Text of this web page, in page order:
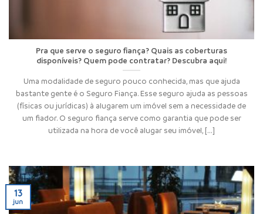
Pra que serve o seguro fiança? Quais as coberturas
disponíveis? Quem pode contratar? Descubra aqui!
Uma modalidade de seguro pouco conhecida, mas que ajuda
bastante gente é o Seguro Fiança. Esse seguro ajuda as pessoas
(físicas ou jurídicas) à alugarem um imóvel sem a necessidade de
um fiador. O seguro fiança serve como garantia que pode ser
utilizada na hora de você alugar seu imóvel, [...]
13
jun